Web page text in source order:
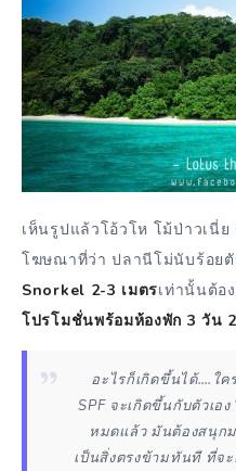
เห็นรูปแล้วโอ้วโห โม้ป่าวเนี่
โฆษณาที่ว่า ปลานีโม่นับร้อย
Snorkel 2-3 เมตรเท่านั้นต้อ
โปรโมชั่นพร้อมห้องพัก 3 วัน
อะไรก็เกิดขึ้นได้….ใค
SPF จะเกิดขึ้นกับตัวเอ
หมดแล้ว มันต้องสนุก
เป็นสิ่งตรงข้ามทันที ที่จ